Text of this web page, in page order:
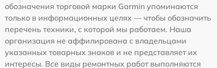
обозначения торговой марки Garmin упоминаются
только в информационных целях — чтобы обозначить
перечень техники, с которой мы работаем. Наша
организация не аффилирована с владельцами
указанных товарных знаков и не представляет их
интересы. Все виды ремонтных работ выполняются